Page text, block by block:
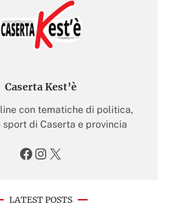
Caserta Kest’è
con tematiche di politica,
di Caserta e provincia
Facebook Instagram X
LATEST POSTS